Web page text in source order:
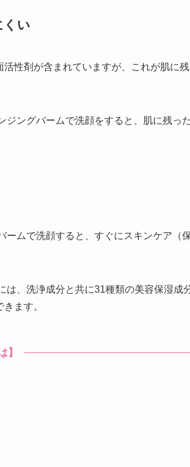
くい
性剤が含まれていますが、これが肌に
ジングバームで洗顔をすると、肌に残っ
ームで洗顔すると、すぐにスキンケア（
は、洗浄成分と共に31種類の美容保湿成
ます。
】